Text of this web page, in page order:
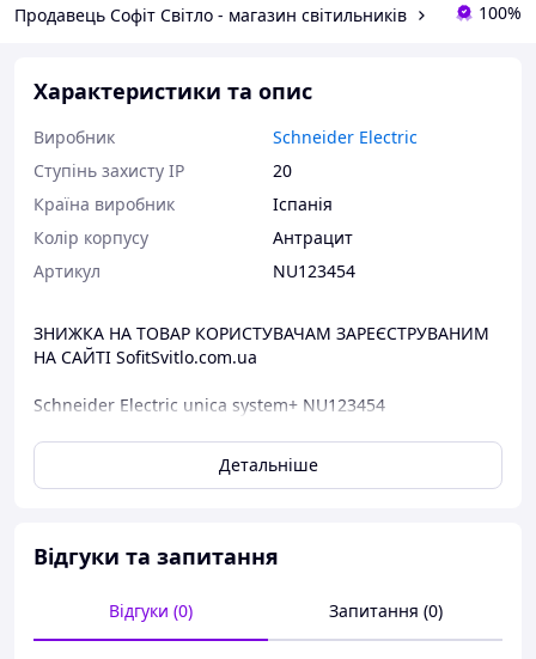
Продавець Софіт Світло - магазин світильників 100%
Характеристики та опис
Виробник
Schneider Electric
Ступінь захисту IP
20
Країна виробник
Іспанія
Колір корпусу
Антрацит
Артикул
NU123454
ЗНИЖКА НА ТОВАР КОРИСТУВАЧАМ ЗАРЕЄСТРУВАНИМ
НА САЙТІ SofitSvitlo.com.ua
Schneider Electric unica system+ NU123454
Блоки призначені для компактної установки різних
механізмів та пристроїв серії New Unica.
Серія: New Unica
Тип продукту: Workstation
Режим фіксації: Гвинти
Тип монтажу: Відкритий
Детальніше
Відгуки та запитання
Відгуки (0) Запитання (0)